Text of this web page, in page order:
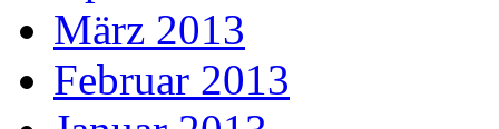
März 2013
Februar 2013